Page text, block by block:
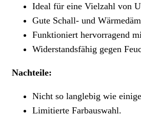
Ideal für eine Vielzahl von
Gute Schall- und
Funktioniert hervorragend
Widerstandsfähig gegen
Nachteile:
Nicht so langlebig wie
Limitierte Farbauswahl.